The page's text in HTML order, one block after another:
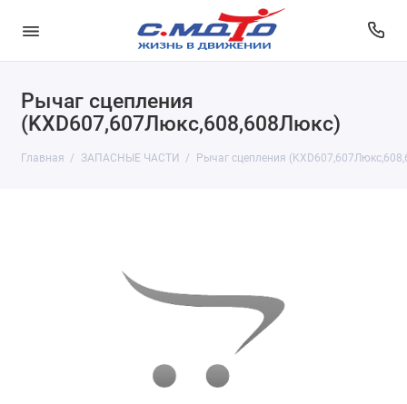
Рычаг сцепления
(KXD607,607Люкс,608,608Люкс)
Главная ЗАПАСНЫЕ ЧАСТИ Рычаг сцепления